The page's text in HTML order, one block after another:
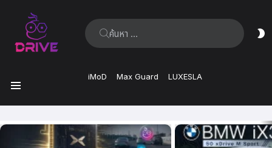
ค้นหา:
iMoD Max Guard LUXESLA